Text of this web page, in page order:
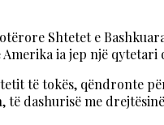
Shtetet e
ia jep një
të tokës, qëndronte
të dashurisë me